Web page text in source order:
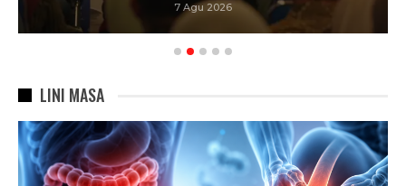
7 Agu 2026
LINI MASA